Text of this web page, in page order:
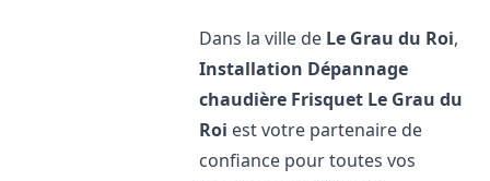
Dans la ville de Le Grau du Roi,
Installation Dépannage
chaudière Frisquet Le Grau du
Roi est votre partenaire de
confiance pour toutes vos